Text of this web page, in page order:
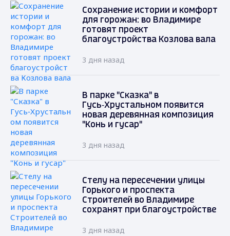
Сохранение истории и комфорт
для горожан: во Владимире
готовят проект
благоустройства Козлова вала
3 дня назад
В парке "Сказка" в
Гусь‑Хрустальном появится
новая деревянная композиция
"Конь и гусар"
3 дня назад
Стелу на пересечении улицы
Горького и проспекта
Строителей во Владимире
сохранят при благоустройстве
3 дня назад